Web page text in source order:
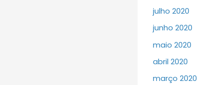
julho 2020
junho 2020
maio 2020
abril 2020
março 2020